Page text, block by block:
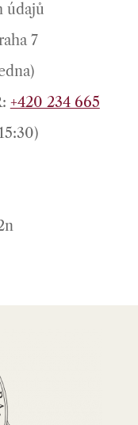
údajů
7
+420 234 665